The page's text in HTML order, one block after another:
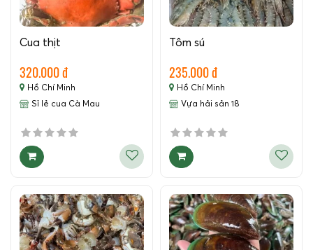
Cua thịt
320.000 đ
Hồ Chí Minh
Sỉ lẻ cua Cà Mau
Tôm sú
235.000 đ
Hồ Chí Minh
Vựa hải sản 18